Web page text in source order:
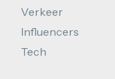
Verkeer
Influencers
Tech